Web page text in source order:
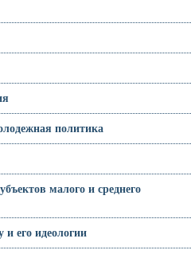
политика
малого и среднего
и его идеологии